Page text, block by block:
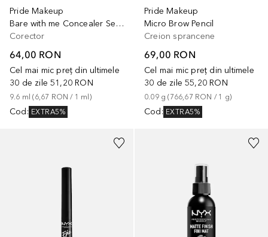
Pride Makeup
Bare with me Concealer Serum
Corector
64,00 RON
Cel mai mic preț din ultimele
30 de zile 51,20 RON
9.6 ml (6,67 RON / 1 ml )
Cod : EXTRA5%
Pride Makeup
Micro Brow Pencil
Creion sprancene
69,00 RON
Cel mai mic preț din ultimele
30 de zile 55,20 RON
0.09 g (766,67 RON / 1 g)
Cod : EXTRA5%
+4